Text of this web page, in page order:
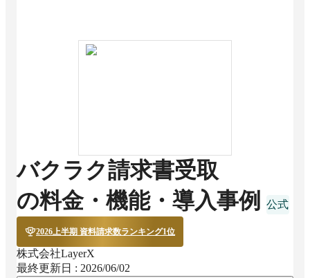
BOXILの使い方ガイド
バクラク請求書受取
の料金・機能・導入事例
2026上半期 資料請求数ランキング1位
株式会社LayerX
最終更新日 : 2026/06/02